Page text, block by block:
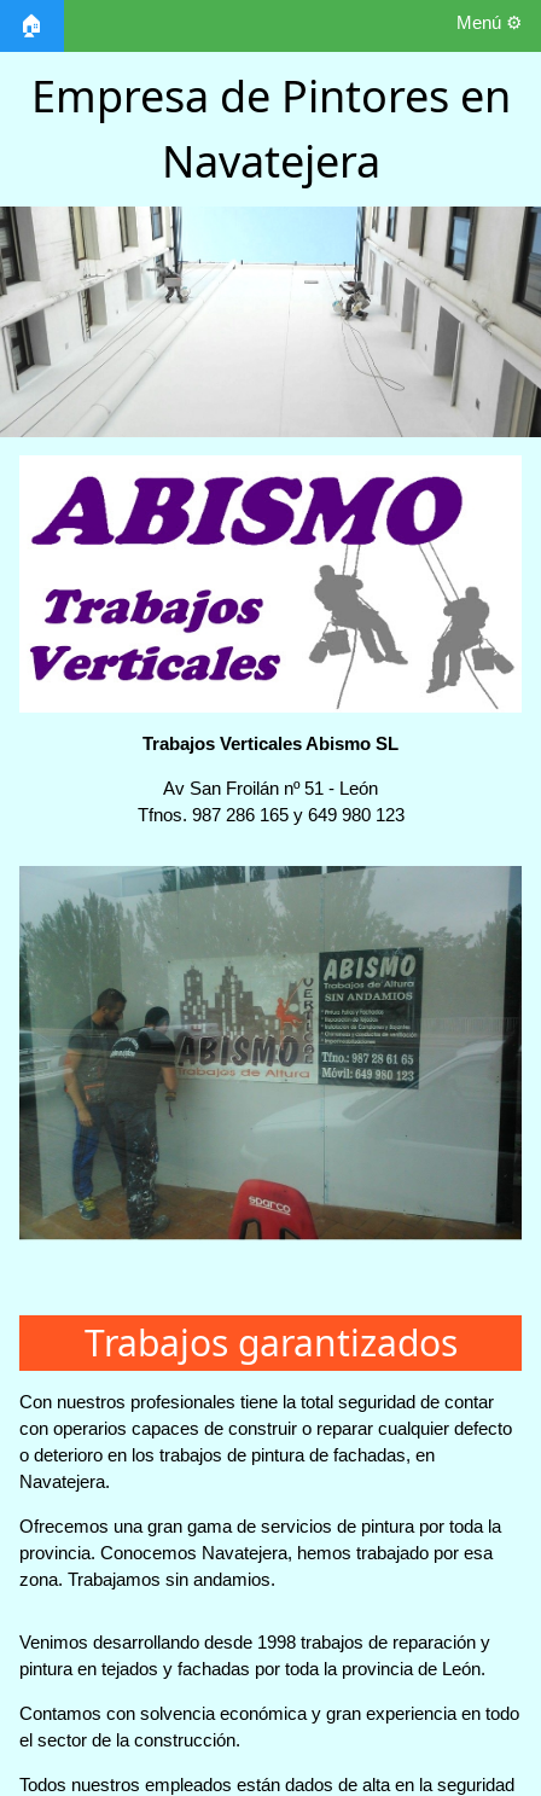
🏠 Menú ⚙️
Empresa de Pintores en
Navatejera
Trabajos Verticales Abismo SL
Av San Froilán nº 51 - León
Tfnos. 987 286 165y 649 980 123
Trabajos garantizados
Con nuestros profesionales tiene la total seguridad de contar
con operarios capaces de construir o reparar cualquier defecto
o deterioro en los trabajos de pintura de fachadas, en
Navatejera.
Ofrecemos una gran gama de servicios de pintura por toda la
provincia. Conocemos Navatejera, hemos trabajado por esa
zona. Trabajamos sin andamios.
Venimos desarrollando desde 1998 trabajos de reparación y
pintura en tejados y fachadas por toda la provincia de León.
Contamos con solvencia económica y gran experiencia en todo
el sector de la construcción.
Todos nuestros empleados están dados de alta en la seguridad